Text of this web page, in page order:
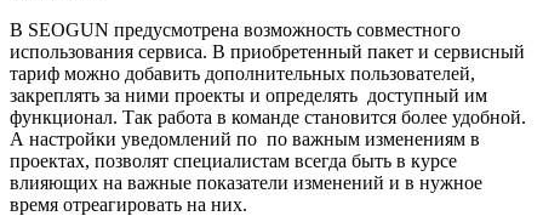
В SEOGUN предусмотрена возможность совместного
использования сервиса. В приобретенный пакет и сервисный
тариф можно добавить дополнительных пользователей,
закреплять за ними проекты и определять доступный им
функционал. Так работа в команде становится более удобной.
А настройки уведомлений по по важным изменениям в
проектах, позволят специалистам всегда быть в курсе
влияющих на важные показатели изменений и в нужное
время отреагировать на них.